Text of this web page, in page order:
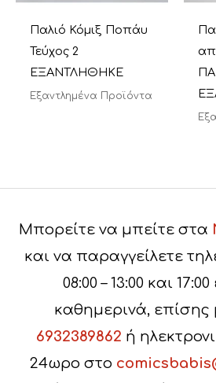
Παλιό Κόμιξ Ποπάυ
Τεύχος 2
ΕΞΑΝΤΛΗΘΗΚΕ
Εξαντλημένα Προϊόντα
Μπορείτε να μπείτε στα
και να παραγγείλετε
08:00 – 13:00 και
καθημερινά, επίσης
6932389862 ή
24ωρο στο